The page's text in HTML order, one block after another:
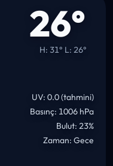
26°
H: 31° L: 26°
UV: 0.0 (tahmini)
Basınç: 1006 hPa
Bulut: 23%
Zaman: Gece